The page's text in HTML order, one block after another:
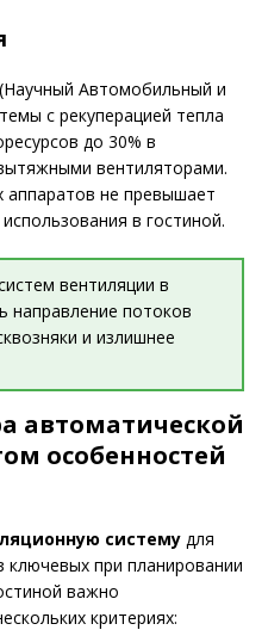
Автомобильный и
с рекуперацией тепла
до 30% в
вентиляторами.
аппаратов не превышает
в гостиной.
вентиляции в
направление потоков
и излишнее
автоматической
особенностей
систему для
при планировании
важно
критериях: